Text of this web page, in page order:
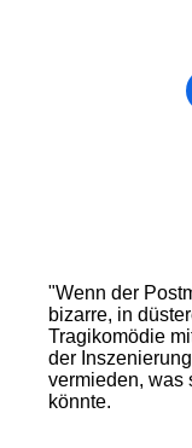
"Wenn der
bizarre, in
Tragikomödie
der
vermieden, was
könnte.